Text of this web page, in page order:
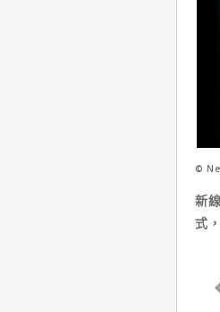
©
新
式